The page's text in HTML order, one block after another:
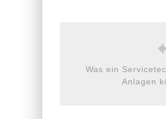
Was ein
Anlagen